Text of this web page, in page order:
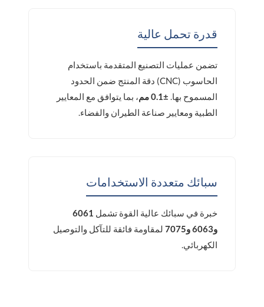
قدرة تحمل عالية
تضمن عمليات التصنيع المتقدمة باستخدام
الحاسوب (CNC) دقة المنتج ضمن الحدود
المسموح بها. ±0.1 مم
، بما يتوافق مع المعايير
الطبية ومعايير صناعة الطيران والفضاء.
سبائك متعددة الاستخدامات
خبرة في سبائك عالية القوة تشمل 6061
و6063 و7075
لمقاومة فائقة للتآكل والتوصيل
الكهربائي.